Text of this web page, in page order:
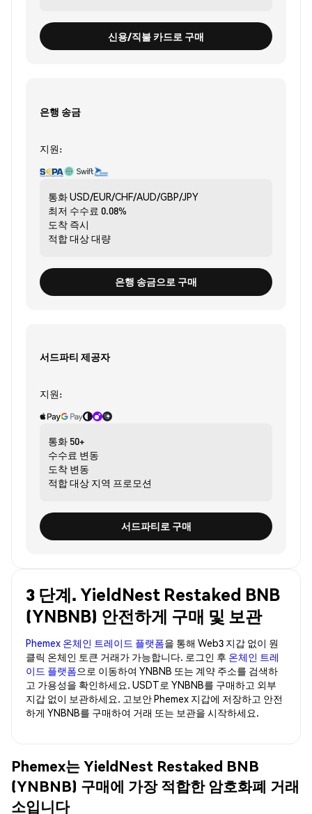
신용/직불 카드로 구매
은행 송금
지원:
통화USD/EUR/CHF/AUD/GBP/JPY
최저 수수료 0.08%
도착 즉시
적합 대상대량
은행 송금으로 구매
서드파티 제공자
지원:
통화 50+
수수료 변동
도착 변동
적합 대상 지역 프로모션
서드파티로 구매
3 단계. YieldNest Restaked BNB
(YNBNB) 안전하게 구매 및 보관
Phemex 온체인 트레이드 플랫폼을 통해 Web3 지갑 없이 원
클릭 온체인 토큰 거래가 가능합니다. 로그인 후 온체인 트레
이드 플랫폼으로 이동하여 YNBNB 또는 계약 주소를 검색하
고 가용성을 확인하세요. USDT로 YNBNB를 구매하고 외부
지갑 없이 보관하세요. 고보안 Phemex 지갑에 저장하고 안전
하게 YNBNB를 구매하여 거래 또는 보관을 시작하세요.
Phemex는 YieldNest Restaked BNB
(YNBNB) 구매에 가장 적합한 암호화폐 거래
소입니다